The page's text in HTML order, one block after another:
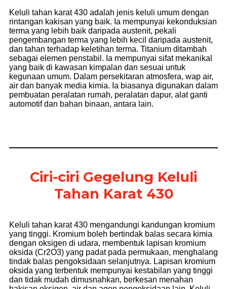
Keluli tahan karat 430 adalah jenis keluli umum dengan
rintangan kakisan yang baik. Ia mempunyai kekonduksian
terma yang lebih baik daripada austenit, pekali
pengembangan terma yang lebih kecil daripada austenit,
dan tahan terhadap keletihan terma. Titanium ditambah
sebagai elemen penstabil. Ia mempunyai sifat mekanikal
yang baik di kawasan kimpalan dan sesuai untuk
kegunaan umum. Dalam persekitaran atmosfera, wap air,
air dan banyak media kimia. Ia biasanya digunakan dalam
pembuatan peralatan rumah, peralatan dapur, alat ganti
automotif dan bahan binaan, antara lain.
Ciri-ciri Gegelung Keluli
Tahan Karat 430
Keluli tahan karat 430 mengandungi kandungan kromium
yang tinggi. Kromium boleh bertindak balas secara kimia
dengan oksigen di udara, membentuk lapisan kromium
oksida (Cr2O3) yang padat pada permukaan, menghalang
tindak balas pengoksidaan selanjutnya. Lapisan kromium
oksida yang terbentuk mempunyai kestabilan yang tinggi
dan tidak mudah dimusnahkan, berkesan menahan